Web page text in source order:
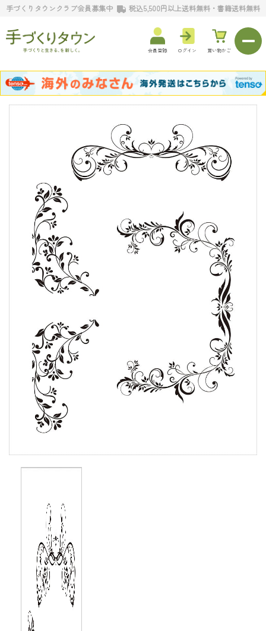
手づくりタウンクラブ会員募集中 税込5,500円以上送料無料・書籍送料無料
会員登録 ログイン 買い物かご